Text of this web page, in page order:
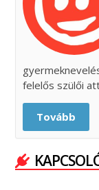
felelős szülői
Tovább